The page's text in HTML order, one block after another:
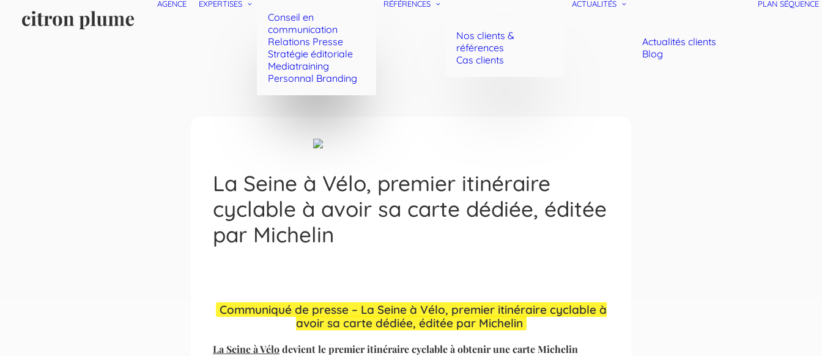
AGENCE EXPERTISES
Conseil en
communication
Relations Presse
Stratégie éditoriale
Mediatraining
Personnal Branding
RÉFÉRENCES
Nos clients &
références
Cas clients
ACTUALITÉS
Actualités clients
Blog
PLAN SÉQUENCE
La Seine à Vélo, premier itinéraire
cyclable à avoir sa carte dédiée, éditée
par Michelin
Communiqué de presse – La Seine à Vélo, premier itinéraire cyclable à
avoir sa carte dédiée, éditée par Michelin
La Seine à Vélodevient le premier itinéraire cyclable à obtenir une carte Michelin